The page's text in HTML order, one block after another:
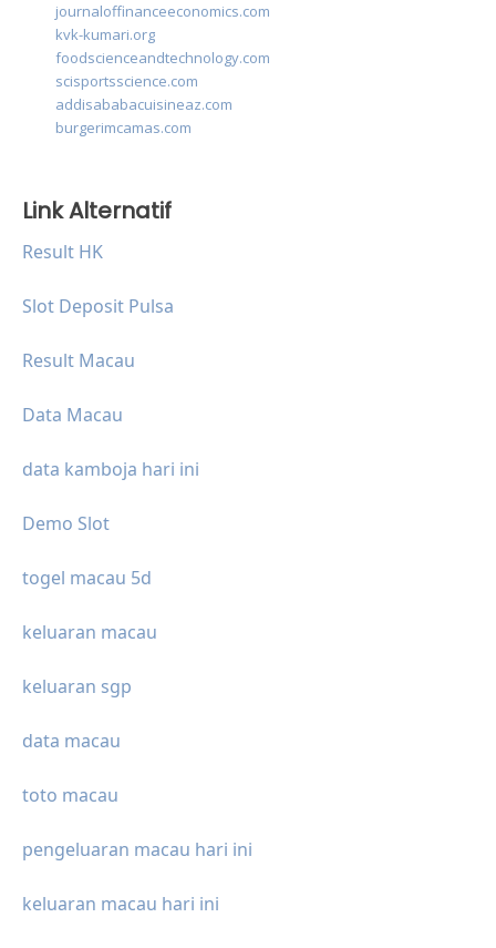
journaloffinanceeconomics.com
kvk-kumari.org
foodscienceandtechnology.com
scisportsscience.com
addisababacuisineaz.com
burgerimcamas.com
Link Alternatif
Result HK
Slot Deposit Pulsa
Result Macau
Data Macau
data kamboja hari ini
Demo Slot
togel macau 5d
keluaran macau
keluaran sgp
data macau
toto macau
pengeluaran macau hari ini
keluaran macau hari ini